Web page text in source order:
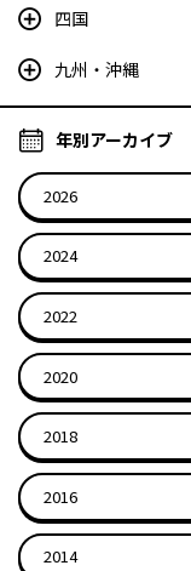
四国
九州・沖縄
年別アーカイブ
2026
2024
2022
2020
2018
2016
2014